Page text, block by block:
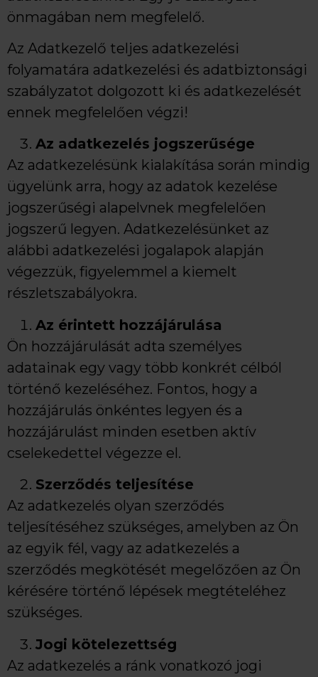
önmagában nem megfelelő.
Az Adatkezelő teljes adatkezelési
folyamatára adatkezelési és adatbiztonsági
szabályzatot dolgozott ki és adatkezelését
ennek megfelelően végzi!
Az adatkezelés jogszerűsége
Az adatkezelésünk kialakítása során mindig
ügyelünk arra, hogy az adatok kezelése
jogszerűségi alapelvnek megfelelően
jogszerű legyen. Adatkezelésünket az
alábbi adatkezelési jogalapok alapján
végezzük, figyelemmel a kiemelt
részletszabályokra.
Az érintett hozzájárulása
Ön hozzájárulását adta személyes
adatainak egy vagy több konkrét célból
történő kezeléséhez. Fontos, hogy a
hozzájárulás önkéntes legyen és a
hozzájárulást minden esetben aktív
cselekedettel végezze el.
Szerződés teljesítése
Az adatkezelés olyan szerződés
teljesítéséhez szükséges, amelyben az Ön
az egyik fél, vagy az adatkezelés a
szerződés megkötését megelőzően az Ön
kérésére történő lépések megtételéhez
szükséges.
Jogi kötelezettség
Az adatkezelés a ránk vonatkozó jogi